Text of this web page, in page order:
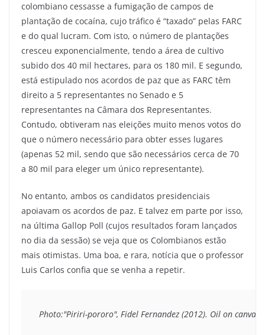
colombiano cessasse a fumigação de campos de
plantação de cocaína, cujo tráfico é “taxado” pelas FARC
e do qual lucram. Com isto, o número de plantações
cresceu exponencialmente, tendo a área de cultivo
subido dos 40 mil hectares, para os 180 mil. E segundo,
está estipulado nos acordos de paz que as FARC têm
direito a 5 representantes no Senado e 5
representantes na Câmara dos Representantes.
Contudo, obtiveram nas eleições muito menos votos do
que o número necessário para obter esses lugares
(apenas 52 mil, sendo que são necessários cerca de 70
a 80 mil para eleger um único representante).
No entanto, ambos os candidatos presidenciais
apoiavam os acordos de paz. E talvez em parte por isso,
na última Gallop Poll (cujos resultados foram lançados
no dia da sessão) se veja que os Colombianos estão
mais otimistas. Uma boa, e rara, notícia que o professor
Luis Carlos confia que se venha a repetir.
Photo:"Piriri-pororo", Fidel Fernandez (2012). Oil on canvas